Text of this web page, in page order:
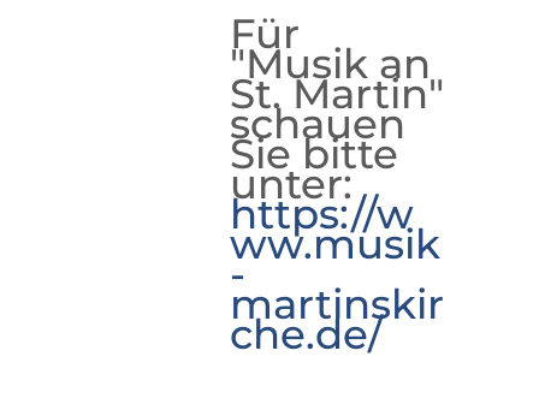
Für
"Musik an
St. Martin"
schauen
Sie bitte
unter:
https://w
ww.musik
-
martinskir
che.de/